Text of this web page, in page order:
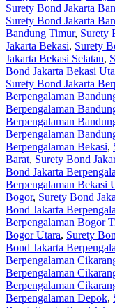
Surety Bond Jakarta
Surety Bond Jakarta
Bandung Timur, Surety
Jakarta Bekasi, Surety
Jakarta Bekasi Selatan,
Bond Jakarta Bekasi
Surety Bond Jakarta
Berpengalaman
Berpengalaman
Berpengalaman
Berpengalaman
Berpengalaman Bekasi,
Barat, Surety Bond
Bond Jakarta
Berpengalaman Bekasi
Bogor, Surety Bond
Bond Jakarta
Berpengalaman Bogor
Bogor Utara, Surety
Bond Jakarta
Berpengalaman
Berpengalaman
Berpengalaman
Berpengalaman Depok,